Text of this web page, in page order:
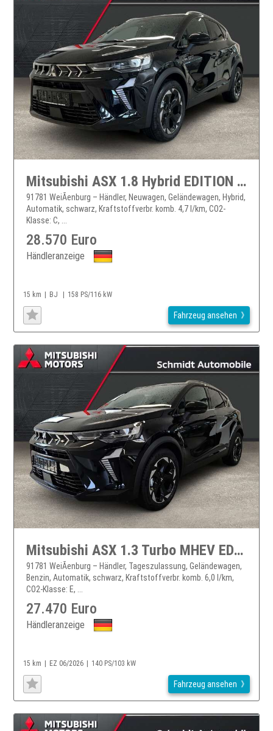
Mitsubishi ASX 1.8 Hybrid EDITION Bi-LED ACC 360°Kamera Shz
91781 WeiÃenburg – Händler, Neuwagen, Geländewagen, Hybrid,
Automatik, schwarz, Kraftstoffverbr. komb. 4,7 l/km, CO2-
Klasse: C, ...
28.570 Euro
Händleranzeige
15 km BJ 158 PS/116 kW
Fahrzeug ansehen
Mitsubishi ASX 1.3 Turbo MHEV EDITION Bi-LED KAM360 ACC SHZ
91781 WeiÃenburg – Händler, Tageszulassung, Geländewagen,
Benzin, Automatik, schwarz, Kraftstoffverbr. komb. 6,0 l/km,
CO2-Klasse: E, ...
27.470 Euro
Händleranzeige
15 km EZ 06/2026 140 PS/103 kW
Fahrzeug ansehen